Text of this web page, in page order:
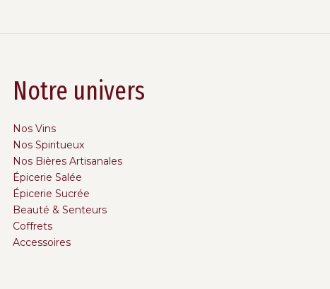
Notre univers
Nos Vins
Nos Spiritueux
Nos Bières Artisanales
Épicerie Salée
Épicerie Sucrée
Beauté & Senteurs
Coffrets
Accessoires